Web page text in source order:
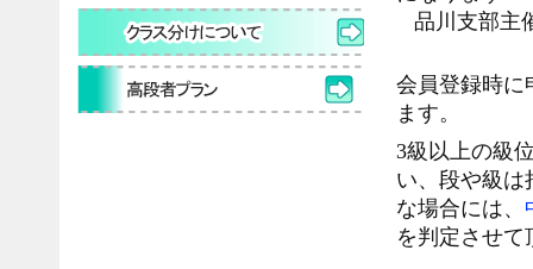
品川支部主
会員登録時に
ます。
3級以上の級
い、段や級は
な場合には、
を判定させ